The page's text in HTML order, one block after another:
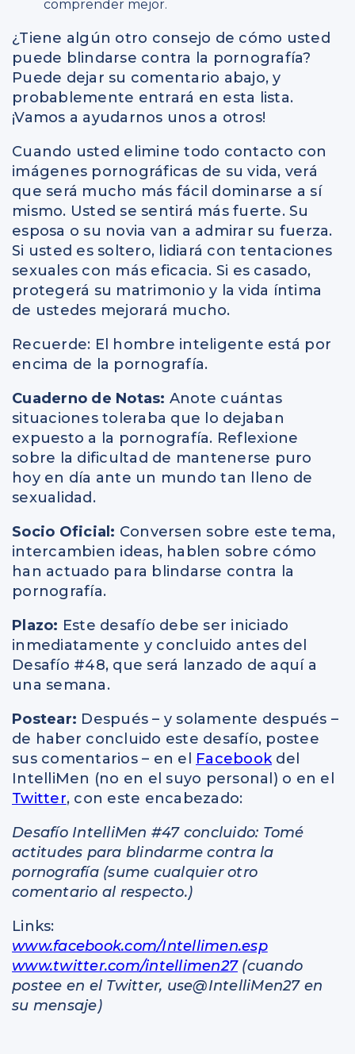
comprender mejor.
¿Tiene algún otro consejo de cómo usted
puede blindarse contra la pornografía?
Puede dejar su comentario abajo, y
probablemente entrará en esta lista.
¡Vamos a ayudarnos unos a otros!
Cuando usted elimine todo contacto con
imágenes pornográficas de su vida, verá
que será mucho más fácil dominarse a sí
mismo. Usted se sentirá más fuerte. Su
esposa o su novia van a admirar su fuerza.
Si usted es soltero, lidiará con tentaciones
sexuales con más eficacia. Si es casado,
protegerá su matrimonio y la vida íntima
de ustedes mejorará mucho.
Recuerde: El hombre inteligente está por
encima de la pornografía.
Cuaderno de Notas: Anote cuántas
situaciones toleraba que lo dejaban
expuesto a la pornografía. Reflexione
sobre la dificultad de mantenerse puro
hoy en día ante un mundo tan lleno de
sexualidad.
Socio Oficial: Conversen sobre este tema,
intercambien ideas, hablen sobre cómo
han actuado para blindarse contra la
pornografía.
Plazo: Este desafío debe ser iniciado
inmediatamente y concluido antes del
Desafío #48, que será lanzado de aquí a
una semana.
Postear: Después – y solamente después –
de haber concluido este desafío, postee
sus comentarios – en el Facebookdel
IntelliMen (no en el suyo personal) o en el
Twitter, con este encabezado:
Desafío IntelliMen #47 concluido: Tomé
actitudes para blindarme contra la
pornografía (sume cualquier otro
comentario al respecto.)
Links:
www.facebook.com/Intellimen.esp
www.twitter.com/intellimen27(cuando
postee en el Twitter, use@IntelliMen27 en
su mensaje)